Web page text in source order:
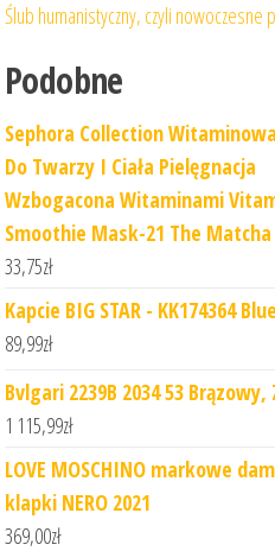
Ślub humanistyczny, czyli
Podobne
Sephora Collection
Do Twarzy I Ciała Pielęgnacja
Wzbogacona Witaminami
Smoothie Mask-21 The
33,75zł
Kapcie BIG STAR - KK174364 Blue
89,99zł
Bvlgari 2239B 2034 53 Brązowy,
1 115,99zł
LOVE MOSCHINO markowe
klapki NERO 2021
369,00zł